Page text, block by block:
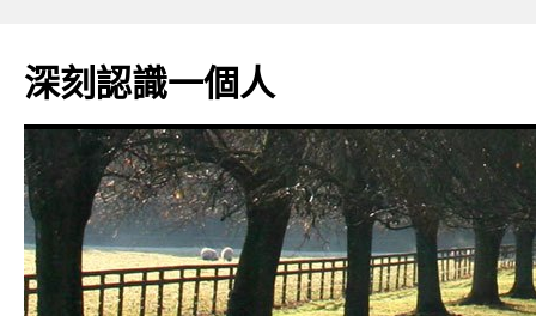
主
要
深刻認識一個人